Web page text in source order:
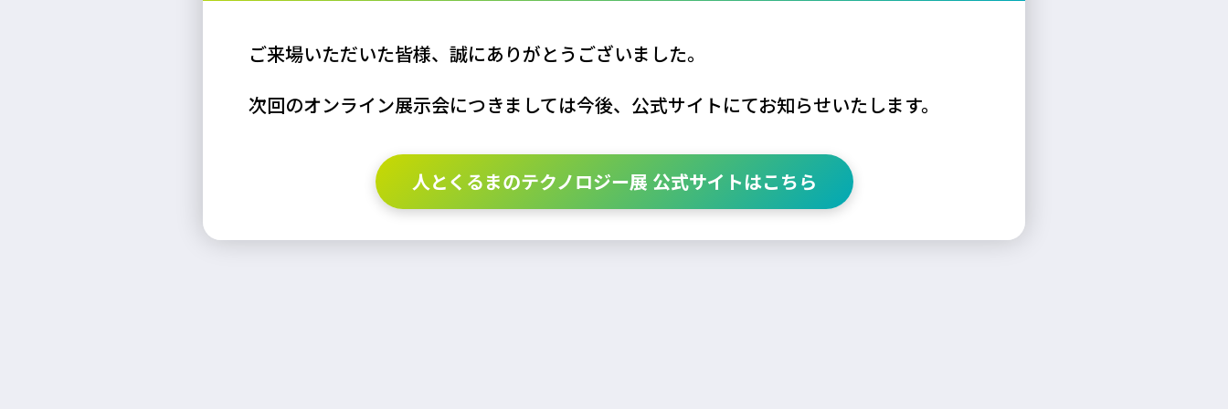
ご来場いただいた皆様、誠にありがとうございました。
次回のオンライン展示会につきましては今後、公式サイトにてお知らせいたします。
人とくるまのテクノロジー展 公式サイトはこちら